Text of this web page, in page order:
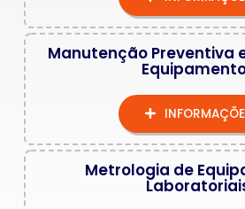
Manutenção Preventiva
Metrologia de